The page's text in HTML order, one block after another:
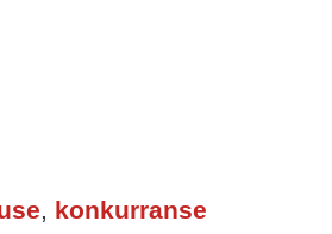
, konkurranse